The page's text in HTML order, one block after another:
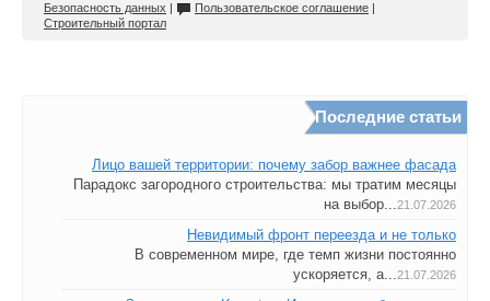
Безопасность данных | Пользовательское соглашение |
Строительный портал
Последние статьи
Лицо вашей территории: почему забор важнее фасада
Парадокс загородного строительства: мы тратим месяцы
на выбор...21.07.2026
Невидимый фронт переезда и не только
В современном мире, где темп жизни постоянно
ускоряется, а...21.07.2026